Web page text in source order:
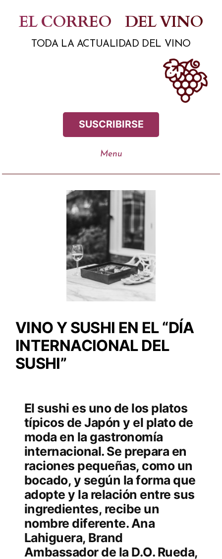
contenido
EL CORREO DEL VINO
TODA LA ACTUALIDAD DEL VINO
SUSCRIBIRSE
VINO Y SUSHI EN EL “DÍA
INTERNACIONAL DEL
SUSHI”
El sushi es uno de los platos
típicos de Japón y el plato de
moda en la gastronomía
internacional. Se prepara en
raciones pequeñas, como un
bocado, y según la forma que
adopte y la relación entre sus
ingredientes, recibe un
nombre diferente. Ana
Lahiguera, Brand
Ambassador de la D.O. Rueda,